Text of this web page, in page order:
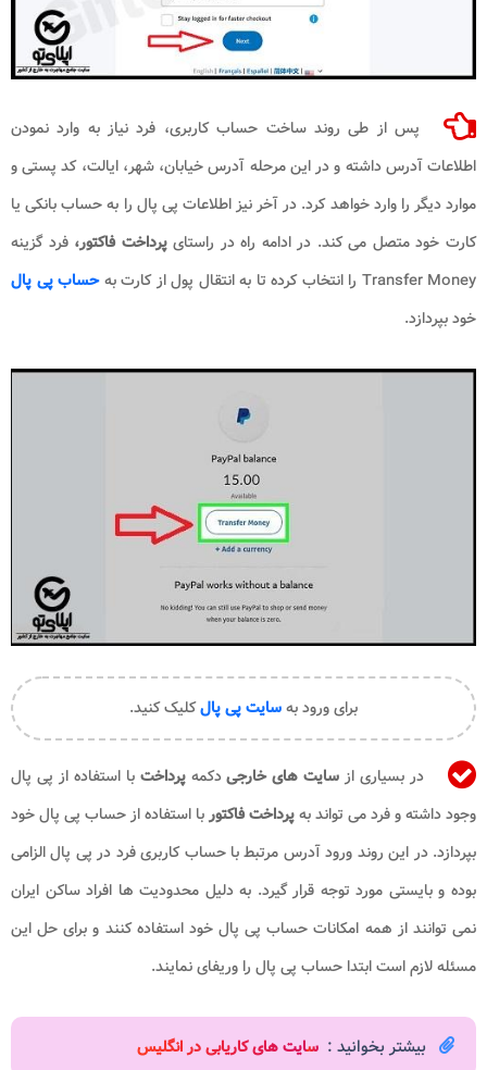
پس از طی روند ساخت حساب کاربری، فرد نیاز به وارد نمودن
اطلاعات آدرس داشته و در این مرحله آدرس خیابان، شهر، ایالت، کد پستی و
موارد دیگر را وارد خواهد کرد. در آخر نیز اطلاعات پی پال را به حساب بانکی یا
کارت خود متصل می کند. در ادامه راه در راستایپرداخت فاکتور، فرد گزینه
Transfer Money را انتخاب کرده تا به انتقال پول از کارت بهحساب پی پال
خود بپردازد.
برای ورود بهسایت پی پالکلیک کنید.
در بسیاری از سایت های خارجیدکمه پرداخت با استفاده از پی پال
وجود داشته و فرد می تواند بهپرداختفاکتوربا استفاده از حساب پی پال خود
بپردازد. در این روند ورود آدرس مرتبط با حساب کاربری فرد در پی پال الزامی
بوده و بایستی مورد توجه قرار گیرد. به دلیل محدودیت ها افراد ساکن ایران
نمی توانند از همه امکانات حساب پی پال خود استفاده کنند و برای حل این
مسئله لازم است ابتدا حساب پی پال را وریفای نمایند.
بیشتر بخوانید : سایت های کاریابی در انگلیس